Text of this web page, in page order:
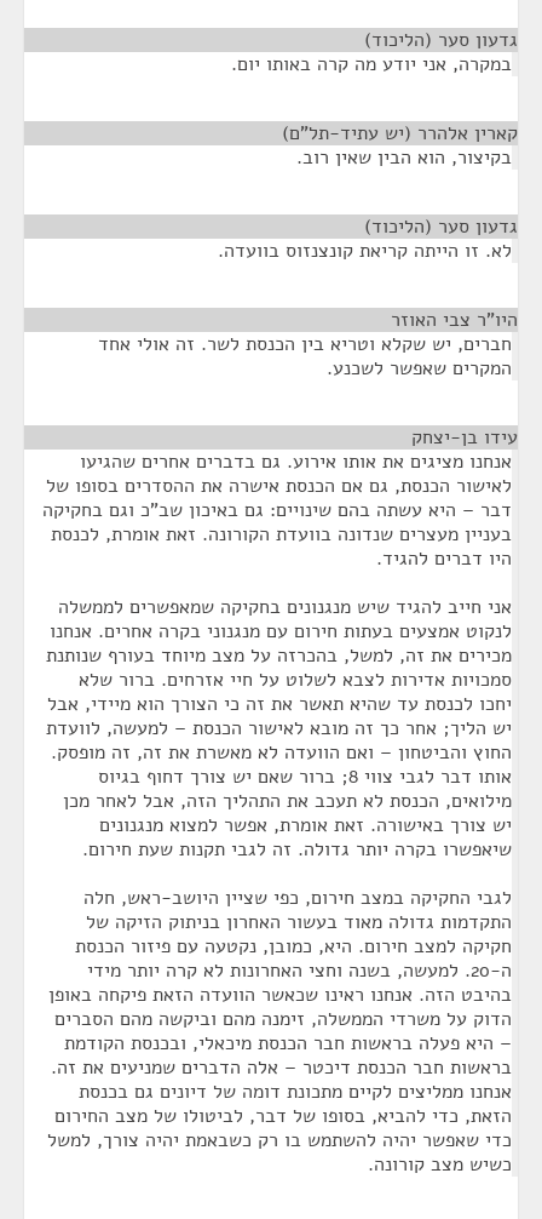
גדעון סער (הליכוד)
במקרה, אני יודע מה קרה באותו יום.
קארין אלהרר (יש עתיד-תל"ם)
בקיצור, הוא הבין שאין רוב.
גדעון סער (הליכוד)
לא. זו הייתה קריאת קונצנזוס בוועדה.
היו"ר צבי האוזר
חברים, יש שקלא וטריא בין הכנסת לשר. זה אולי אחד
המקרים שאפשר לשכנע.
עידו בן-יצחק
אנחנו מציגים את אותו אירוע. גם בדברים אחרים שהגיעו
לאישור הכנסת, גם אם הכנסת אישרה את ההסדרים בסופו של
דבר – היא עשתה בהם שינויים: גם באיכון שב"כ וגם בחקיקה
בעניין מעצרים שנדונה בוועדת הקורונה. זאת אומרת, לכנסת
היו דברים להגיד.
אני חייב להגיד שיש מנגנונים בחקיקה שמאפשרים לממשלה
לנקוט אמצעים בעתות חירום עם מנגנוני בקרה אחרים. אנחנו
מכירים את זה, למשל, בהכרזה על מצב מיוחד בעורף שנותנת
סמכויות אדירות לצבא לשלוט על חיי אזרחים. ברור שלא
יחכו לכנסת עד שהיא תאשר את זה כי הצורך הוא מיידי, אבל
יש הליך; אחר כך זה מובא לאישור הכנסת – למעשה, לוועדת
החוץ והביטחון – ואם הוועדה לא מאשרת את זה, זה מופסק.
אותו דבר לגבי צווי 8; ברור שאם יש צורך דחוף בגיוס
מילואים, הכנסת לא תעכב את התהליך הזה, אבל לאחר מכן
יש צורך באישורה. זאת אומרת, אפשר למצוא מנגנונים
שיאפשרו בקרה יותר גדולה. זה לגבי תקנות שעת חירום.
לגבי החקיקה במצב חירום, כפי שציין היושב-ראש, חלה
התקדמות גדולה מאוד בעשור האחרון בניתוק הזיקה של
חקיקה למצב חירום. היא, כמובן, נקטעה עם פיזור הכנסת
ה-20. למעשה, בשנה וחצי האחרונות לא קרה יותר מידי
בהיבט הזה. אנחנו ראינו שכאשר הוועדה הזאת פיקחה באופן
הדוק על משרדי הממשלה, זימנה מהם וביקשה מהם הסברים
– היא פעלה בראשות חבר הכנסת מיכאלי, ובכנסת הקודמת
בראשות חבר הכנסת דיכטר – אלה הדברים שמניעים את זה.
אנחנו ממליצים לקיים מתכונת דומה של דיונים גם בכנסת
הזאת, כדי להביא, בסופו של דבר, לביטולו של מצב החירום
כדי שאפשר יהיה להשתמש בו רק כשבאמת יהיה צורך, למשל
כשיש מצב קורונה.